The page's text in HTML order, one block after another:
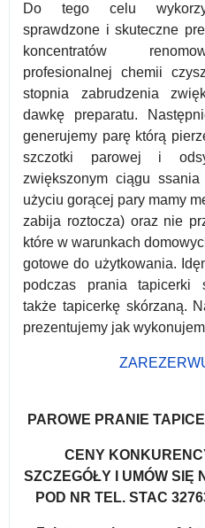
Do tego celu
sprawdzone i skuteczne
koncentratów
profesionalnej chemii
stopnia zabrudzenia
dawkę preparatu.
generujemy parę którą
szczotki parowej i
zwiększonym ciągu
użyciu gorącej pary mamy
zabija roztocza) oraz nie
które w warunkach
gotowe do użytkowania.
podczas prania tapicerki
także tapicerkę skórzaną.
prezentujemy jak
PAROWE PRANIE
CENY
SZCZEGÓŁY I UMÓW SIĘ
POD NR TEL. STAC